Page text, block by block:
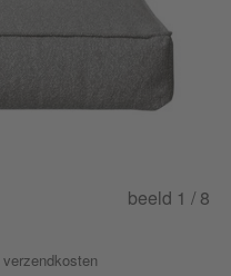
beeld 1 / 8
verzendkosten